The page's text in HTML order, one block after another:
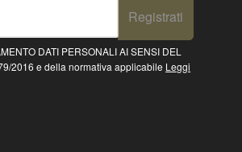
Registrati
DATI PERSONALI AI SENSI DEL
2016 e della normativa applicabile Leggi